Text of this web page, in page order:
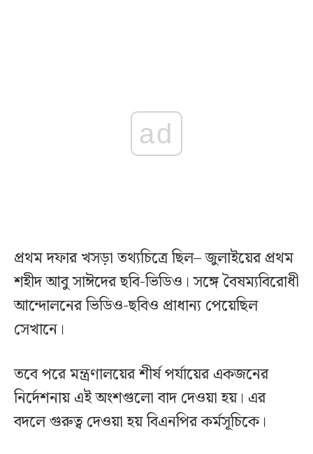
ad
প্রথম দফার খসড়া তথ্যচিত্রে ছিল– জুলাইয়ের প্রথম
শহীদ আবু সাঈদের ছবি-ভিডিও। সঙ্গে বৈষম্যবিরোধী
আন্দোলনের ভিডিও-ছবিও প্রাধান্য পেয়েছিল
সেখানে।
তবে পরে মন্ত্রণালয়ের শীর্ষ পর্যায়ের একজনের
নির্দেশনায় এই অংশগুলো বাদ দেওয়া হয়। এর
বদলে গুরুত্ব দেওয়া হয় বিএনপির কর্মসূচিকে।